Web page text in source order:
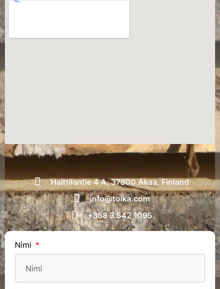
Haittilantie 4 A, 37800 Akaa, Finland
info@toika.com
+358 3 542 1095
Nimi